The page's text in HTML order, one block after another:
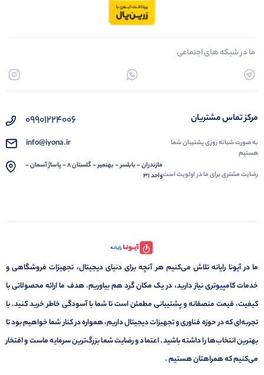
ما در شبکه های اجتماعی
مرکز تماس مشتریان
به صورت شبانه روزی پشتیبان شما
هستیم
رضایت مشتری برای ما در اولویت است
09901224006
info@iyona.ir
مازندران - بابلسر - بهنمیر - گلستان 8 - پاساژ آسمان -
واحد 31
ما در آیونا رایانه تلاش می‌کنیم هر آنچه برای دنیای دیجیتال، تجهیزات فروشگاهی و
خدمات کامپیوتری نیاز دارید، در یک مکان گرد هم بیاوریم. هدف ما ارائه محصولاتی با
کیفیت، قیمت منصفانه و پشتیبانی مطمئن است تا شما با آسودگی خاطر خرید کنید. با
تجربه‌ای که در حوزه فناوری و تجهیزات دیجیتال داریم، همواره در کنار شما خواهیم بود تا
بهترین انتخاب‌ها را داشته باشید. اعتماد و رضایت شما بزرگ‌ترین سرمایه ماست و افتخار
می‌کنیم که همراهتان هستیم .